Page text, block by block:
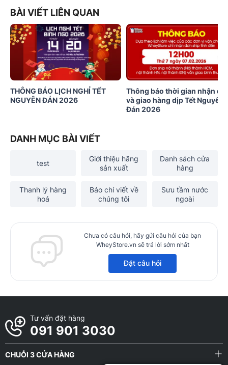
BÀI VIẾT LIÊN QUAN
THÔNG BÁO LỊCH NGHỈ TẾT
NGUYÊN ĐÁN 2026
Thông báo thời gian nhận
và giao hàng dịp Tết Nguyên
Đán 2026
DANH MỤC BÀI VIẾT
test
Giới thiệu hãng
sản xuất
Danh sách cửa
hàng
Thanh lý hàng
hoá
Báo chí viết về
chúng tôi
Sưu tầm nước
ngoài
Chưa có câu hỏi, hãy gửi câu hỏi của bạn
WheyStore.vn sẽ trả lời sớm nhất
Đặt câu hỏi
Tư vấn đặt hàng
091 901 3030
CHUỖI 3 CỬA HÀNG